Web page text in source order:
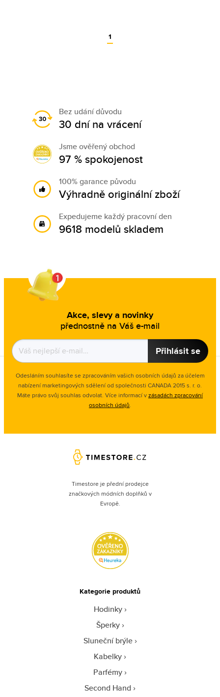
1
Bez udání důvodu
30 dní na vrácení
Jsme ověřený obchod
97 % spokojenost
100% garance původu
Výhradně originální zboží
Expedujeme každý pracovní den
9618 modelů skladem
Akce, slevy a novinky
přednostně na Váš e-mail
Přihlásit se
Odesláním souhlasíte se zpracováním vašich osobních údajů za účelem
nabízení marketingových sdělení od společnosti CANADA 2015 s. r. o.
Máte právo svůj souhlas odvolat. Více informací vzásadách zpracování
osobních údajů.
Timestore je přední prodejce
značkových módních doplňků v
Evropě.
Kategorie produktů
Hodinky
Šperky
Sluneční brýle
Kabelky
Parfémy
Second Hand